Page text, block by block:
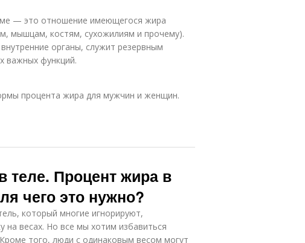
— это отношение имеющегося жира
мышцам, костям, сухожилиям и прочему).
органы, служит резервным
важных функций.
процента жира для мужчин и женщин.
теле. Процент жира в
чего это нужно?
который многие игнорируют,
на весах. Но все мы хотим избавиться
того, люди с одинаковым весом могут